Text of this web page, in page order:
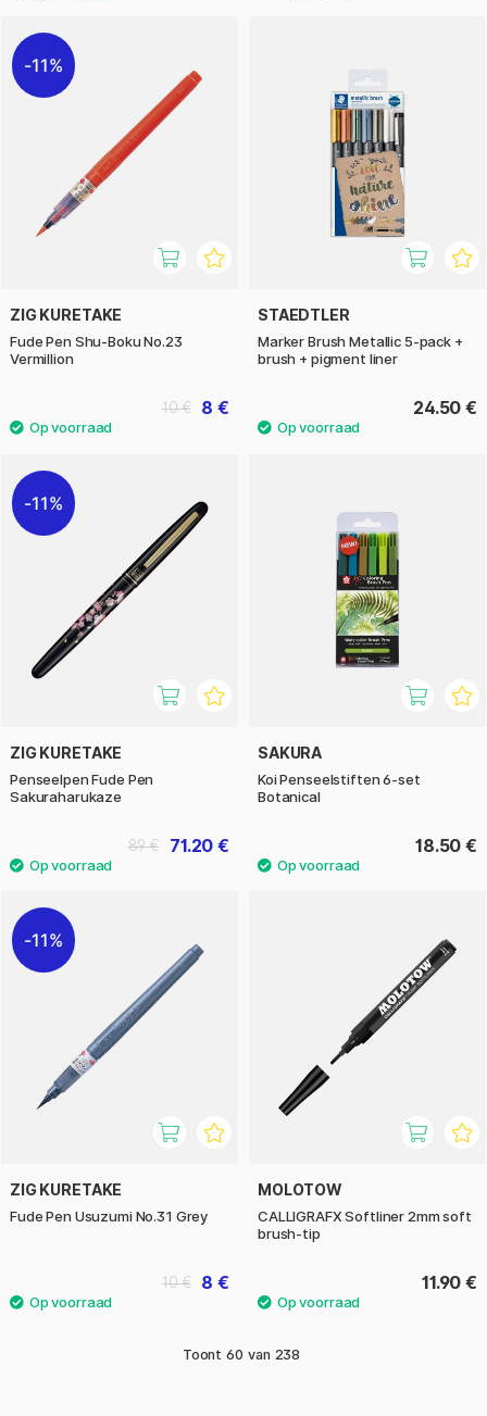
11%
ZIG KURETAKE
Fude Pen Shu-Boku No.23
Vermillion
8 €
10 €
STAEDTLER
Marker Brush Metallic 5-pack +
brush + pigment liner
24.50 €
11%
ZIG KURETAKE
Penseelpen Fude Pen
Sakuraharukaze
71.20 €
89 €
SAKURA
Koi Penseelstiften 6-set
Botanical
18.50 €
11%
ZIG KURETAKE
Fude Pen Usuzumi No.31 Grey
8 €
10 €
MOLOTOW
CALLIGRAFX Softliner 2mm soft
brush-tip
11.90 €
Toont 60 van 238